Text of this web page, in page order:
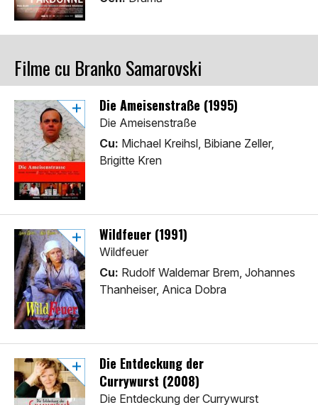
Filme cu Branko Samarovski
Die Ameisenstraße (1995)
Die Ameisenstraße
Cu: Michael Kreihsl, Bibiane Zeller,
Brigitte Kren
Wildfeuer (1991)
Wildfeuer
Cu: Rudolf Waldemar Brem, Johannes
Thanheiser, Anica Dobra
Die Entdeckung der
Currywurst (2008)
Die Entdeckung der Currywurst